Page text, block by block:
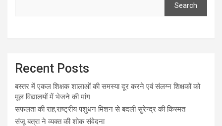
Search
Recent Posts
बस्तर में एकल शिक्षक शालाओं की समस्या दूर करने एवं संलग्न शिक्षकों को
मूल विद्यालयों में भेजने की मांग
सफलता की राह,राष्ट्रीय पशुधन मिशन से बदली सुरेन्द्र की किस्मत
संजू बत्रा ने व्यक्त की शोक संवेदना